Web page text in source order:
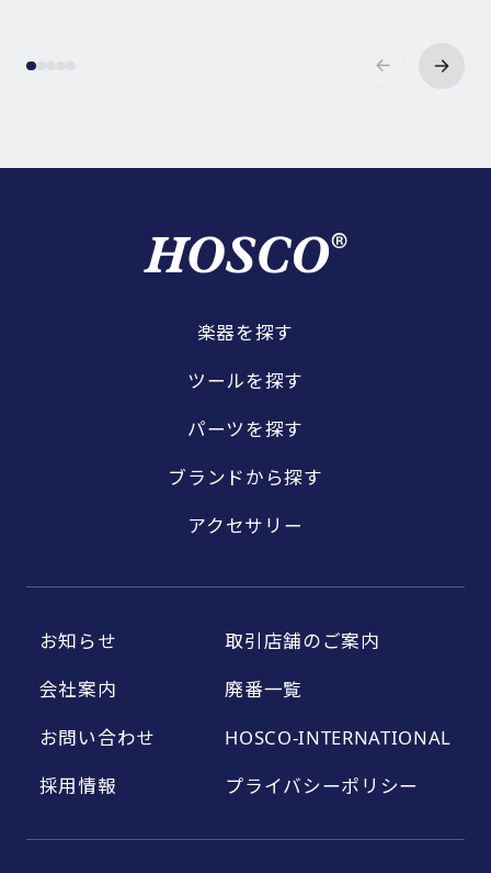
楽器を探す
ツールを探す
パーツを探す
ブランドから探す
アクセサリー
お知らせ
会社案内
お問い合わせ
採用情報
取引店舗のご案内
廃番一覧
HOSCO-INTERNATIONAL
プライバシーポリシー